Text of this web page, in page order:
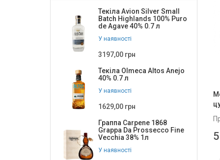
Текіла Avion Silver Small
Batch Highlands 100% Puro
de Agave 40% 0.7 л
У наявності
3197,00 грн
Текіла Olmeca Altos Anejo
40% 0.7 л
У наявності
1629,00 грн
Граппа Carpene 1868
Grappa Da Prossecco Fine
Vecchia 38% 1л
У наявності